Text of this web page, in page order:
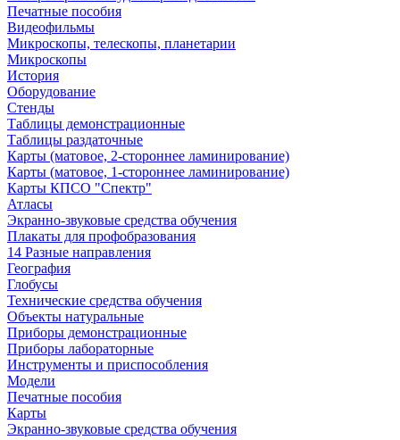
Печатные пособия
Видеофильмы
Микроскопы, телескопы, планетарии
Микроскопы
История
Оборудование
Стенды
Таблицы демонстрационные
Таблицы раздаточные
Карты (матовое, 2-стороннее ламинирование)
Карты (матовое, 1-стороннее ламинирование)
Карты КПСО "Спектр"
Атласы
Экранно-звуковые средства обучения
Плакаты для профобразования
14 Разные направления
География
Глобусы
Технические средства обучения
Объекты натуральные
Приборы демонстрационные
Приборы лабораторные
Инструменты и приспособления
Модели
Печатные пособия
Карты
Экранно-звуковые средства обучения